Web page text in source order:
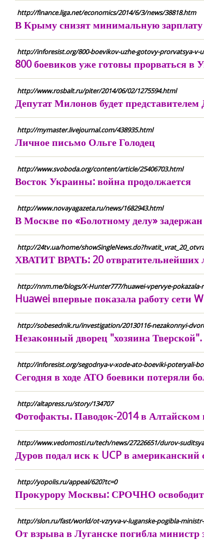
http://finance.liga.net/economics/2014/6/3/news/38818.htm
В Крыму снизят минимальную зарплату
http://inforesist.org/800-boevikov-uzhe-gotovy-prorvatsya-v-
800 боевиков уже готовы прорваться в
http://www.rosbalt.ru/piter/2014/06/02/1275594.html
Депутат Милонов будет
http://mymaster.livejournal.com/438935.html
Личное письмо Ольге Голодец
http://www.svoboda.org/content/article/25406703.html
Восток Украины: война продолжается
http://www.novayagazeta.ru/news/1682943.html
В Москве по «Болотному делу»
http://24tv.ua/home/
ХВАТИТ ВРАТЬ: 20 отвратительнейших
http://nnm.me/blogs/X-Hunter777/huawei-vpervye-
Huawei впервые показала работу сети
http://sobesednik.ru/investigation/20130116-nezakonnyi-
Незаконный дворец "хозяина
http://inforesist.org/segodnya-v-xode-ato-boeviki-poteryali-
Сегодня в ходе АТО боевики потеряли
http://altapress.ru/story/134707
Фотофакты. Паводок-2014 в Алтайском
http://www.vedomosti.ru/tech/news/27226651/durov-
Дуров подал иск к UCP в американский
http://yopolis.ru/appeal/620?tc=0
Прокурору Москвы: СРОЧНО
http://slon.ru/fast/world/ot-vzryva-v-luganske-pogibla-
От взрыва в Луганске погибла